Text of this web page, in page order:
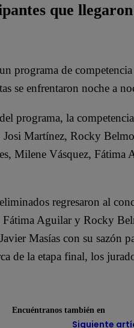
que
programa de
se enfrentaron noche a
programa, la
Martínez, Rocky
Milene Vásquez, Fátima
regresaron al
Fátima Aguilar y Rocky
Masías con su sazón
de la etapa final, los
Siguiente
Encuéntranos también en